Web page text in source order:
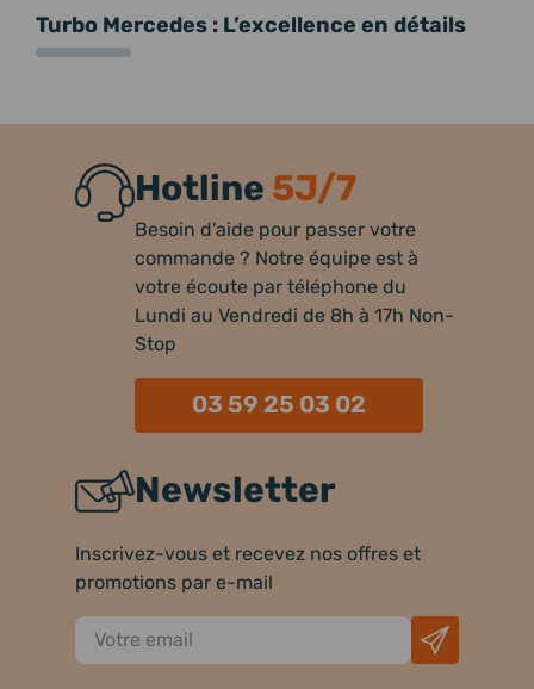
Turbo Mercedes : L’excellence en détails
Hotline 5J/7
Besoin d'aide pour passer votre
commande ? Notre équipe est à
votre écoute par téléphone du
Lundi au Vendredi de 8h à 17h Non-
Stop
03 59 25 03 02
Newsletter
Inscrivez-vous et recevez nos offres et
promotions par e-mail